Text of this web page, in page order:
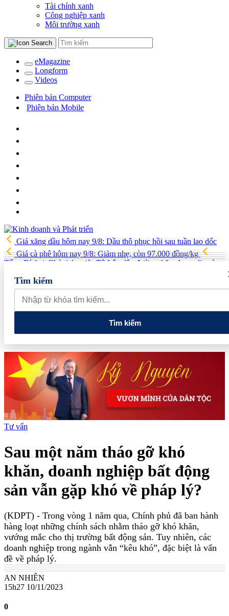
Tài chính xanh
Công nghiệp xanh
Môi trường xanh
eMagazine
Longform
Videos
Phiên bản Computer
Phiên bản Mobile
Giá xăng dầu hôm nay 9/8: Dầu thô phục hồi sau tuần lao dốc
Giá cà phê hôm nay 9/8: Giảm nhẹ, còn 97.000 đồng/kg
Tổng Bí thư, Chủ tịch nước Tô Lâm lên đường thăm Australia và
New Zealand
quan đến lĩnh vực tài chính, ngân hàng
Xử lý đến cùng các
vướng mắc, không đẩy doanh nghiệp đi vòng
Tìm kiếm
Tìm kiếm
Tư vấn
Sau một năm tháo gỡ khó
khăn, doanh nghiệp bất động
sản vẫn gặp khó về pháp lý?
(KDPT) - Trong vòng 1 năm qua, Chính phủ đã ban hành
hàng loạt những chính sách nhằm tháo gỡ khó khăn,
vướng mắc cho thị trường bất động sản. Tuy nhiên, các
doanh nghiệp trong ngành vẫn “kêu khó”, đặc biệt là vấn
đề về pháp lý.
AN NHIÊN
15h27 10/11/2023
0